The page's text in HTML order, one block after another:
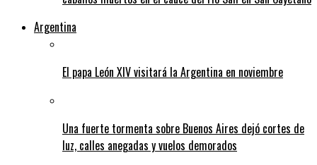
Argentina
El papa León XIV visitará la Argentina en noviembre
Una fuerte tormenta sobre Buenos Aires dejó cortes de
luz, calles anegadas y vuelos demorados